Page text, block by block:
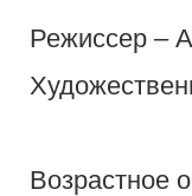
Режиссер –
Возрастное